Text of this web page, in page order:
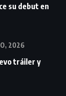
su debut en
2026
tráiler y